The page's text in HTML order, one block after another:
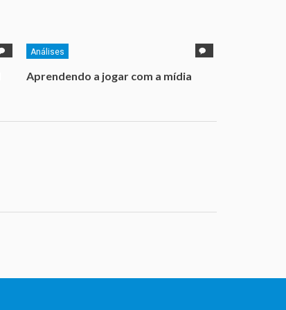
Análises
Aprendendo a jogar com a mídia